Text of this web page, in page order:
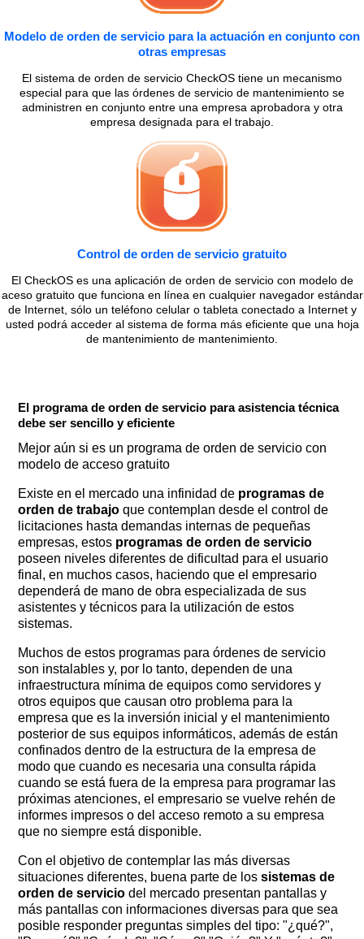
Modelo de orden de servicio para la actuación en conjunto con
otras empresas
El sistema de orden de servicio CheckOS tiene un mecanismo
especial para que las órdenes de servicio de mantenimiento se
administren en conjunto entre una empresa aprobadora y otra
empresa designada para el trabajo.
Control de orden de servicio gratuito
El CheckOS es una aplicación de orden de servicio con modelo de
aceso gratuito que funciona en línea en cualquier navegador estándar
de Internet, sólo un teléfono celular o tableta conectado a Internet y
usted podrá acceder al sistema de forma más eficiente que una hoja
de mantenimiento de mantenimiento.
El programa de orden de servicio para asistencia técnica
debe ser sencillo y eficiente
Mejor aún si es un programa de orden de servicio con
modelo de acceso gratuito
Existe en el mercado una infinidad de programas de
orden de trabajo que contemplan desde el control de
licitaciones hasta demandas internas de pequeñas
empresas, estos programas de orden de servicio
poseen niveles diferentes de dificultad para el usuario
final, en muchos casos, haciendo que el empresario
dependerá de mano de obra especializada de sus
asistentes y técnicos para la utilización de estos
sistemas.
Muchos de estos programas para órdenes de servicio
son instalables y, por lo tanto, dependen de una
infraestructura mínima de equipos como servidores y
otros equipos que causan otro problema para la
empresa que es la inversión inicial y el mantenimiento
posterior de sus equipos informáticos, además de están
confinados dentro de la estructura de la empresa de
modo que cuando es necesaria una consulta rápida
cuando se está fuera de la empresa para programar las
próximas atenciones, el empresario se vuelve rehén de
informes impresos o del acceso remoto a su empresa
que no siempre está disponible.
Con el objetivo de contemplar las más diversas
situaciones diferentes, buena parte de lossistemas de
orden de servicio del mercado presentan pantallas y
más pantallas con informaciones diversas para que sea
posible responder preguntas simples del tipo: "¿qué?", ​​